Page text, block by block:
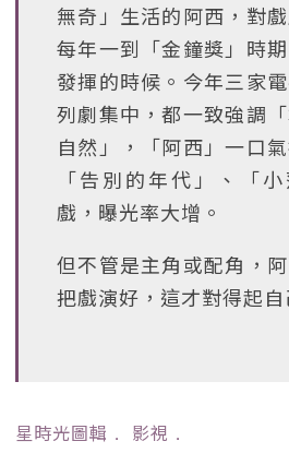
無奇」生活的阿西，對
每年一到「金鐘獎」時
發揮的時候。今年三家
列劇集中，都一致強調
自然」，「阿西」一口
「告別的年代」、「
戲，曝光率大增。
但不管是主角或配角，
把戲演好，這才對得起自
星時光圖輯 ﹒ 影視 ﹒